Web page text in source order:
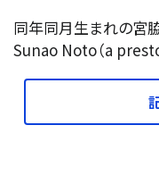
同年同月生まれの宮
Sunao Noto（a